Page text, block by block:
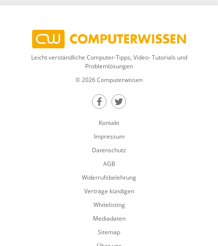
Leicht verständliche Computer-Tipps, Video- Tutorials und
Problemlösungen
© 2026 Computerwissen
Teilen auf Facebook
Teilen auf Twitter
Kontakt
Impressum
Datenschutz
AGB
Widerrufsbelehrung
Verträge kündigen
Whitelisting
Mediadaten
Sitemap